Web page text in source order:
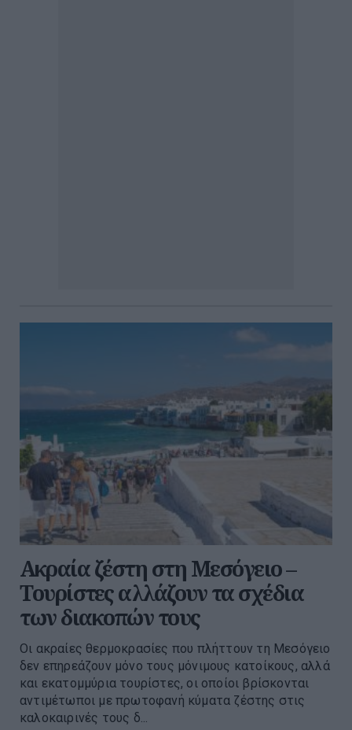
Ακραία ζέστη στη Μεσόγειο –
Τουρίστες αλλάζουν τα σχέδια
των διακοπών τους
Οι ακραίες θερμοκρασίες που πλήττουν τη Μεσόγειο
δεν επηρεάζουν μόνο τους μόνιμους κατοίκους, αλλά
και εκατομμύρια τουρίστες, οι οποίοι βρίσκονται
αντιμέτωποι με πρωτοφανή κύματα ζέστης στις
καλοκαιρινές τους δ...